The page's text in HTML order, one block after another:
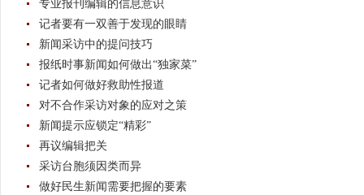
专业报刊编辑的信息意识
记者要有一双善于发现的眼睛
新闻采访中的提问技巧
报纸时事新闻如何做出“独家菜”
记者如何做好救助性报道
对不合作采访对象的应对之策
新闻提示应锁定“精彩”
再议编辑把关
采访台胞须因类而异
做好民生新闻需要把握的要素